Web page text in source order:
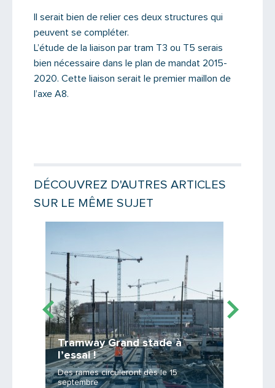
Il serait bien de relier ces deux structures qui
peuvent se compléter.
L’étude de la liaison par tram T3 ou T5 serais
bien nécessaire dans le plan de mandat 2015-
2020. Cette liaison serait le premier maillon de
l’axe A8.
DÉCOUVREZ D'AUTRES ARTICLES
SUR LE MÊME SUJET
Tramway Grand stade à
l’essai !
Des rames circuleront dès le 15
septembre